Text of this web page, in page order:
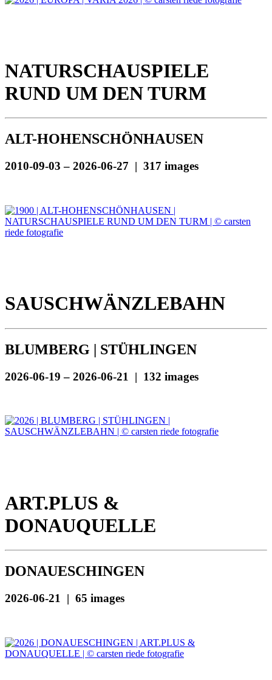
NATURSCHAUSPIELE
RUND UM DEN TURM
ALT-HOHENSCHÖNHAUSEN
2010-09-03 – 2026-06-27 | 317 images
SAUSCHWÄNZLEBAHN
BLUMBERG | STÜHLINGEN
2026-06-19 – 2026-06-21 | 132 images
ART.PLUS &
DONAUQUELLE
DONAUESCHINGEN
2026-06-21 | 65 images